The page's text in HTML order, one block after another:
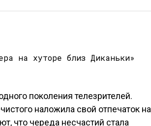
поколения телезрителей.
наложила свой отпечаток на
что череда несчастий стала